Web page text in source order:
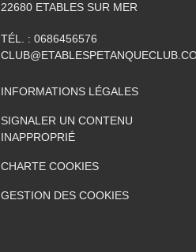
22680 ETABLES SUR MER
TÉL. : 0686456576
INFORMATIONS LÉGALES
SIGNALER UN CONTENU
INAPPROPRIÉ
CHARTE COOKIES
GESTION DES COOKIES